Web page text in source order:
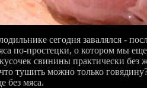
сегодня завалялся -
по-простецки, о котором мы
свинины практически без
тушить можно только
без мяса.